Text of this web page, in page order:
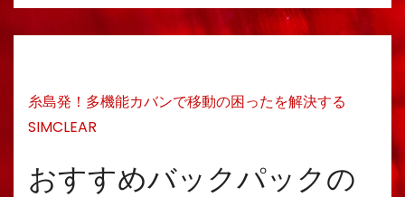
糸島発！多機能カバンで移動の困ったを解決する
SIMCLEAR
おすすめバックパックの